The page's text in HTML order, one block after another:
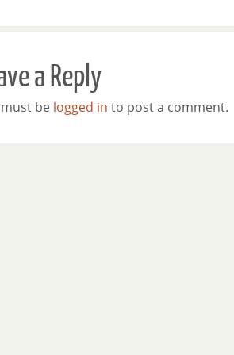
a Reply
be logged in to post a comment.